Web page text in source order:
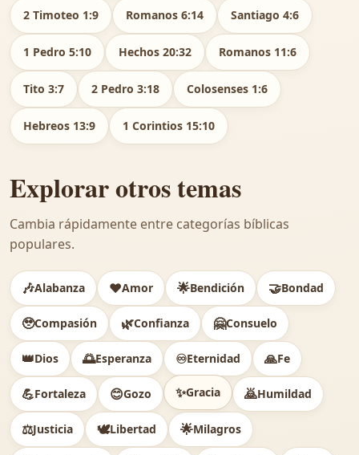
2 Timoteo 1:9 Romanos 6:14 Santiago 4:6
1 Pedro 5:10 Hechos 20:32 Romanos 11:6
Tito 3:7 2 Pedro 3:18 Colosenses 1:6
Hebreos 13:9 1 Corintios 15:10
Explorar otros temas
Cambia rápidamente entre categorías bíblicas
populares.
🎶Alabanza ❤️Amor 🌟Bendición 🤝Bondad
🥹Compasión 🌿Confianza 🤗Consuelo
👑Dios 🌅Esperanza ♾️Eternidad 🙏Fe
💪Fortaleza 😊Gozo ✨Gracia 🙇Humildad
⚖️Justicia 🕊Libertad 🌟Milagros